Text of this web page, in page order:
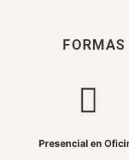
Presencial en